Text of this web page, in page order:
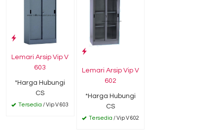
Lemari Arsip Vip V
603
*Harga Hubungi
CS
Tersedia / Vip V 603
Lemari Arsip Vip V
602
*Harga Hubungi
CS
Tersedia / Vip V 602